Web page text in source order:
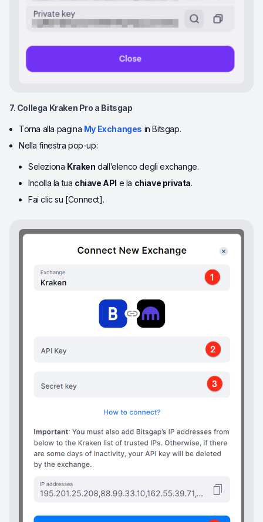
7. Collega Kraken Pro a Bitsgap
Torna alla pagina My Exchanges in Bitsgap.
Nella finestra pop-up:
Seleziona Kraken dall’elenco degli exchange.
Incolla la tua chiave API e la chiave privata.
Fai clic su [Connect].